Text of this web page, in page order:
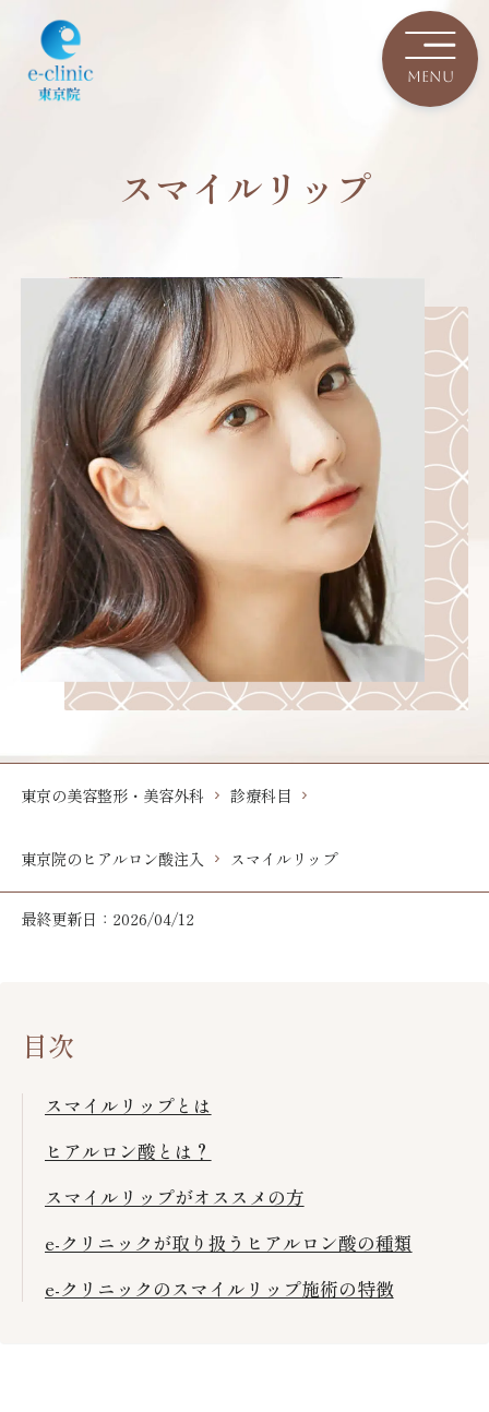
スマイルリップ
東京の美容整形・美容外科 診療科目
東京院のヒアルロン酸注入 スマイルリップ
最終更新日：2026/04/12
目次
スマイルリップとは
ヒアルロン酸とは？
スマイルリップがオススメの方
e-クリニックが取り扱うヒアルロン酸の種類
e-クリニックのスマイルリップ施術の特徴